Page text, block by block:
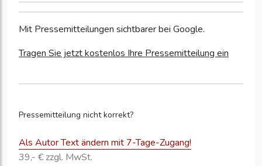
Mit Pressemitteilungen sichtbarer bei Google.
Tragen Sie jetzt kostenlos Ihre Pressemitteilung ein
Pressemitteilung nicht korrekt?
Als Autor Text ändern mit 7-Tage-Zugang!
39,- € zzgl. MwSt.